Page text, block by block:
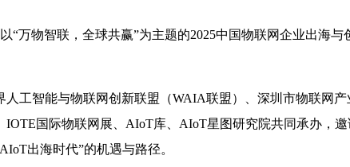
“万物智联，全球共赢”为主题的2025中国物联网企业出海
人工智能与物联网创新联盟（WAIA联盟）、深圳市物联网
IOTE国际物联网展、AIoT库、AIoT星图研究院共同承办，
出海时代”的机遇与路径。